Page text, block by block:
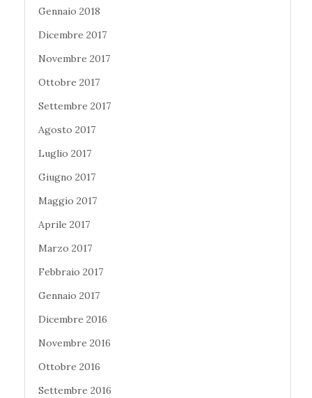
Gennaio 2018
Dicembre 2017
Novembre 2017
Ottobre 2017
Settembre 2017
Agosto 2017
Luglio 2017
Giugno 2017
Maggio 2017
Aprile 2017
Marzo 2017
Febbraio 2017
Gennaio 2017
Dicembre 2016
Novembre 2016
Ottobre 2016
Settembre 2016